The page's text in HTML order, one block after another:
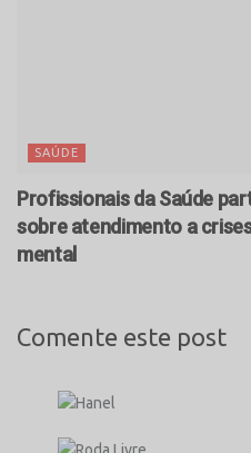
SAÚDE
Profissionais da Saúde
sobre atendimento a
mental
Comente este post